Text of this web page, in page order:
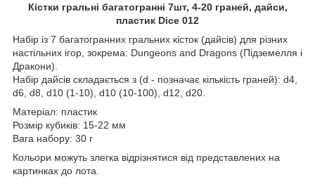
Кістки гральні багатогранні 7шт, 4-20 граней, дайси,
пластик Dice 012
Набір із 7 багатогранних гральних кісток (дайсів) для різних
настільних ігор, зокрема: Dungeons and Dragons (Підземелля і
Дракони).
Набір дайсів складається з (d - позначає кількість граней): d4,
d6, d8, d10 (1-10), d10 (10-100), d12, d20.
Матеріал: пластик
Розмір кубиків: 15-22 мм
Вага набору: 30 г
Кольори можуть злегка відрізнятися від представлених на
картинках до лота.